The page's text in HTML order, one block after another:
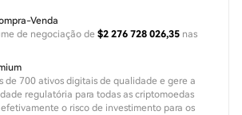
Venda
de negociação de $2 276 728 026,35 nas
de 700 ativos digitais de qualidade e gere a
regulatória para todas as criptomoedas
o risco de investimento para os